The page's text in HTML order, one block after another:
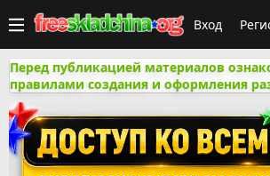
Вход
Перед публикацией материалов
правилами создания и оформления